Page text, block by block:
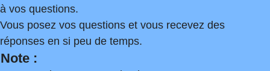
à vos questions.
Vous posez vos questions et vous recevez des
réponses en si peu de temps.
Note :